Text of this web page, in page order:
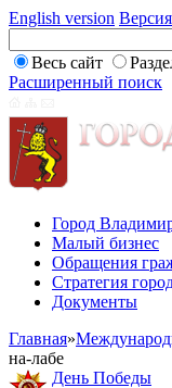
English version
Весь сайт
Расширенный поиск
Город
Малый бизнес
Обращения
Стратегия
Документы
Главная»
на-лабе
День Победы